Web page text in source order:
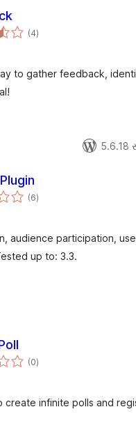
(4કુલ
રેટિંગ્સ
)
to gather feedback,
5.6.18
(6કુલ
રેટિંગ્સ
)
audience participation,
up to: 3.3.
(0કુલ
રેટિંગ્સ
)
create infinite polls and